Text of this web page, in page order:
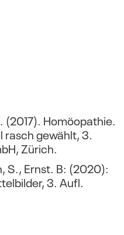
Homöopathie.
gewählt, 3.
Zürich.
S., Ernst. B: (2020):
3. Aufl.